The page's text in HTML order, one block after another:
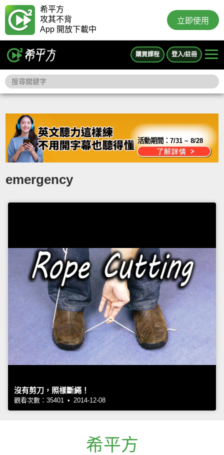
希平方
攻其不背
App 開放下載中
立即使用
購買課程 登入/註冊
活動期間：7/31 ~ 8/28
emergency
沒有剪刀，照樣斷繩！
觀看次數：35401 • 2014-12-08
希平方